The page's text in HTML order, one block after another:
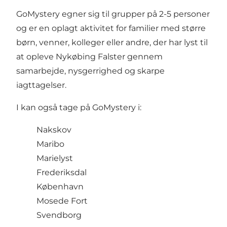
GoMystery egner sig til grupper på 2-5 personer
og er en oplagt aktivitet for familier med større
børn, venner, kolleger eller andre, der har lyst til
at opleve Nykøbing Falster gennem
samarbejde, nysgerrighed og skarpe
iagttagelser.
I kan også tage på GoMystery i:
Nakskov
Maribo
Marielyst
Frederiksdal
København
Mosede Fort
Svendborg